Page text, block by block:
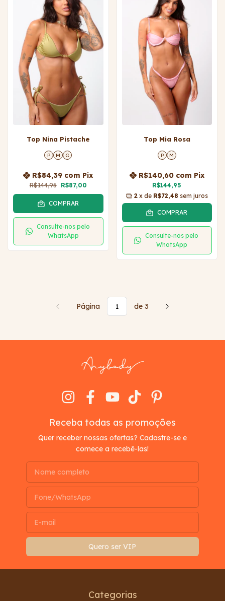
Top Nina Pistache
P M G
R$144,95 R$87,00
R$84,39 com Pix
COMPRAR
Consulte-nos pelo
WhatsApp
Top Mia Rosa
P M
R$144,95
R$140,60 com Pix
2 x de R$72,48 sem juros
COMPRAR
Consulte-nos pelo
WhatsApp
Página de 3
Receba todas as promoções
Quer receber nossas ofertas? Cadastre-se e
comece a recebê-las!
Categorias